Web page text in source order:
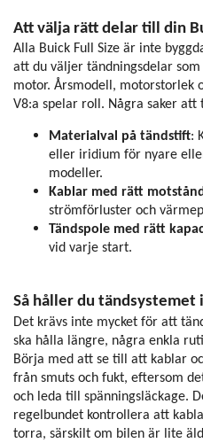
Att välja rätt delar till din
Alla Buick Full Size är inte
att du väljer tändningsdelar
motor. Årsmodell, motorstorlek
V8:a spelar roll. Några saker att
Materialval på tändstift:
eller iridium för nyare
modeller.
Kablar med rätt
strömförluster och
Tändspole med rätt
vid varje start.
Så håller du tändsystemet
Det krävs inte mycket för att
ska hålla längre, några enkla
Börja med att se till att kablar
från smuts och fukt, eftersom
och leda till spänningsläckage.
regelbundet kontrollera att
torra, särskilt om bilen är lite